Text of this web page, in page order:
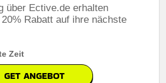
über Ective.de erhalten
Rabatt auf ihre nächste
Zeit
GET ANGEBOT